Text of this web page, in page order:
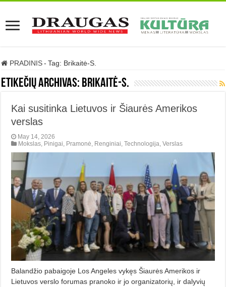
PRADINIS - Tag: Brikaitė-S.
Etikečių archivas: Brikaitė-S.
Kai susitinka Lietuvos ir Šiaurės Amerikos
verslas
May 14, 2026
Mokslas, Pinigai, Pramonė, Renginiai,Technologija,Verslas
Balandžio pabaigoje Los Angeles vykęs Šiaurės Amerikos ir
Lietuvos verslo forumas pranoko ir jo organizatorių, ir dalyvių